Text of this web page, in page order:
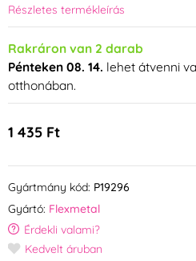
Részletes termékleírás
Rakráron van 2 darab
Pénteken 08. 14. lehet átvenni
otthonában.
1 435 Ft
Gyártmány kód: P19296
Gyártó: Flexmetal
Érdekli valami?
Kedvelt áruban